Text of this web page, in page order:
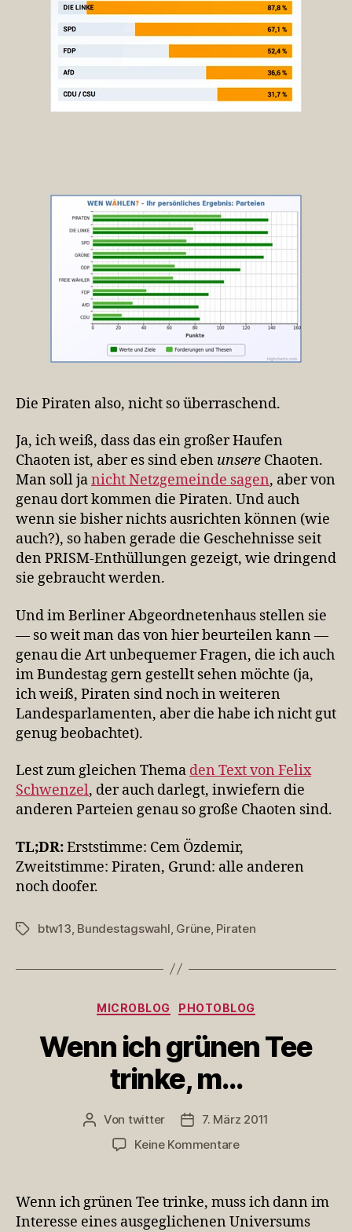
Die Piraten also, nicht so überraschend.
Ja, ich weiß, dass das ein großer Haufen
Chaoten ist, aber es sind eben unsere Chaoten.
Man soll janicht Netzgemeinde sagen, aber von
genau dort kommen die Piraten. Und auch
wenn sie bisher nichts ausrichten können (wie
auch?), so haben gerade die Geschehnisse seit
den PRISM-Enthüllungen gezeigt, wie dringend
sie gebraucht werden.
Und im Berliner Abgeordnetenhaus stellen sie
— so weit man das von hier beurteilen kann —
genau die Art unbequemer Fragen, die ich auch
im Bundestag gern gestellt sehen möchte (ja,
ich weiß, Piraten sind noch in weiteren
Landesparlamenten, aber die habe ich nicht gut
genug beobachtet).
Lest zum gleichen Thema den Text von Felix
Schwenzel, der auch darlegt, inwiefern die
anderen Parteien genau so große Chaoten sind.
TL;DR:Erststimme: Cem Özdemir,
Zweitstimme: Piraten, Grund: alle anderen
noch doofer.
Schlagwörter
btw13 Bundestagswahl Grüne, Piraten
Kategorien
MICROBLOG PHOTOBLOG
Wenn ich grünen Tee
trinke, m…
Beitragsautor
Von twitter Veröffentlichungsdatum
7. März 2011
Keine Kommentarezu
grünen
Tee
Wenn ich grünen Tee trinke, muss ich dann im
Interesse eines ausgeglichenen Universums